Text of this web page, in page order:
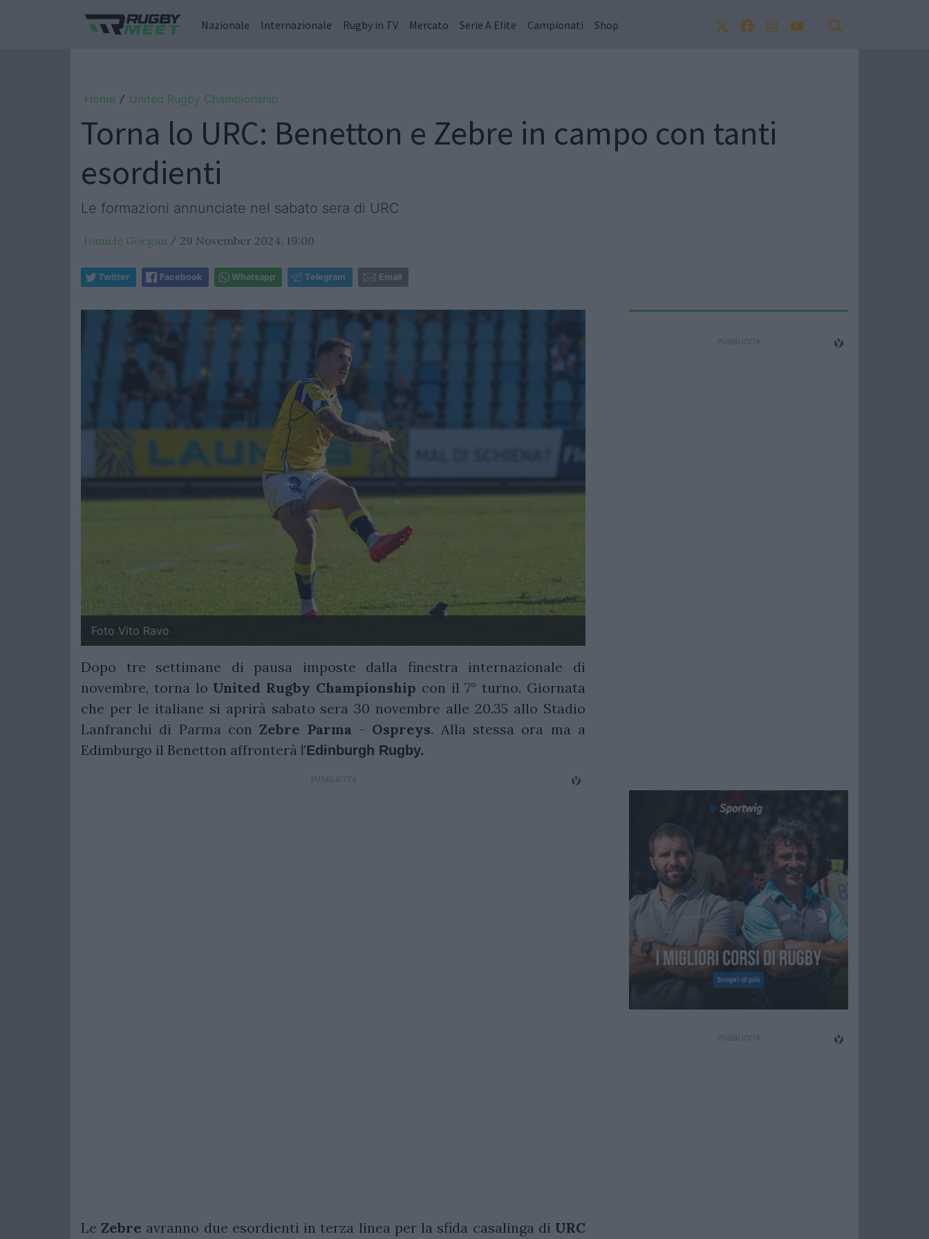
Nazionale Internazionale Rugby in TV Mercato Serie A Elite Campionati Shop
Home / United Rugby Championship
Torna lo URC: Benetton e Zebre in campo con tanti
esordienti
Le formazioni annunciate nel sabato sera di URC
Daniele Goegan / 29 November 2024, 19:00
Twitter Facebook Whatsapp Telegram Email
Foto Vito Ravo
Dopo tre settimane di pausa imposte dalla finestra internazionale di
novembre, torna lo United Rugby Championship con il 7° turno. Giornata
che per le italiane si aprirà sabato sera30 novembre alle 20.35 allo Stadio
Lanfranchi di Parma con Zebre Parma - Ospreys. Alla stessa ora ma a
Edimburgo il Benetton affronterà l'Edinburgh Rugby.
Le Zebre avranno due esordienti in terza linea per la sfida casalinga di URC